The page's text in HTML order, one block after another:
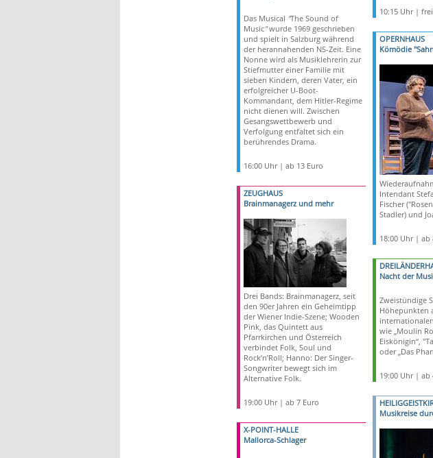
Das Musical "The Sound of
Music"wurde 1969 geschrieben
und spielt in Salzburg während
der herannahenden NS-Zeit. Eine
Nonne wird als Musiklehrerin zur
Stiefmutter einer Familie mit
sieben Kindern, deren Vater, ein
erfolgreicher U-Boot-
Kommandant, dem Hitler-Regime
nicht dienen will. Zwischen
Gesangswettbewerb und
Verfolgung entfaltet sich ein
berührendes Drama.
16:00 Uhr | ab 13 Euro
ZEUGHAUS
Brainmanagerz und mehr
Drei Bands: Brainmanagerz, seit
den 90er Jahren ein Geheimtipp
der Wiener Indie-Szene; Wooden
Pink, das Quintett aus
Pfarrkirchen und Österreich
verbindet Folk, Soul und
Rock’n’Roll; Hanno: Der Singer-
Songwriter bewegt sich im
Alternative Folk.
19:00 Uhr | ab 7 Euro
X-POINT-HALLE
Mallorca-Schlager
10:15 Uhr | frei
OPERNHAUS
Kömödie
Intendant
Fischer
Stadler) und
18:00 Uhr | ab
Nacht der
Zweistündige
Höhepunkten
wie „Moulin
Eiskönigin“,
oder „Das
19:00 Uhr | ab
Musikreise